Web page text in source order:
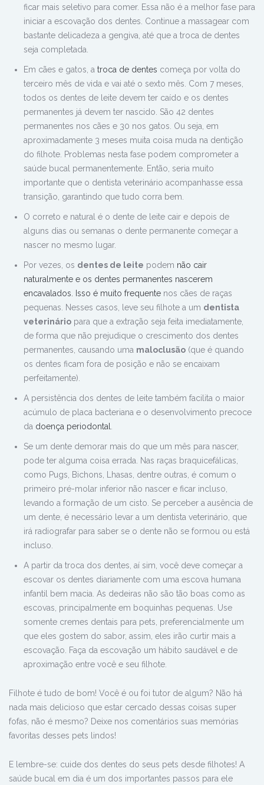
ficar mais seletivo para comer. Essa não é a melhor fase para
iniciar a escovação dos dentes. Continue a massagear com
bastante delicadeza a gengiva, até que a troca de dentes
seja completada.
Em cães e gatos, a troca de dentes começa por volta do
terceiro mês de vida e vai até o sexto mês. Com 7 meses,
todos os dentes de leite devem ter caído e os dentes
permanentes já devem ter nascido. São 42 dentes
permanentes nos cães e 30 nos gatos. Ou seja, em
aproximadamente 3 meses muita coisa muda na dentição
do filhote. Problemas nesta fase podem comprometer a
saúde bucal permanentemente. Então, seria muito
importante que o dentista veterinário acompanhasse essa
transição, garantindo que tudo corra bem.
O correto e natural é o dente de leite cair e depois de
alguns dias ou semanas o dente permanente começar a
nascer no mesmo lugar.
Por vezes, os dentes de leite podem não cair
naturalmente e os dentes permanentes nascerem
encavalados. Isso é muito frequente nos cães de raças
pequenas. Nesses casos, leve seu filhote a um dentista
veterinário para que a extração seja feita imediatamente,
de forma que não prejudique o crescimento dos dentes
permanentes, causando uma maloclusão (que é quando
os dentes ficam fora de posição e não se encaixam
perfeitamente).
A persistência dos dentes de leite também facilita o maior
acúmulo de placa bacteriana e o desenvolvimento precoce
da doença periodontal
Se um dente demorar mais do que um mês para nascer,
pode ter alguma coisa errada. Nas raças braquicefálicas,
como Pugs, Bichons, Lhasas, dentre outras, é comum o
primeiro pré-molar inferior não nascer e ficar incluso,
levando a formação de um cisto. Se perceber a ausência de
um dente, é necessário levar a um dentista veterinário, que
irá radiografar para saber se o dente não se formou ou está
incluso.
A partir da troca dos dentes, aí sim, você deve começar a
escovar os dentes diariamente com uma escova humana
infantil bem macia. As dedeiras não são tão boas como as
escovas, principalmente em boquinhas pequenas. Use
somente cremes dentais para pets, preferencialmente um
que eles gostem do sabor, assim, eles irão curtir mais a
escovação. Faça da escovação um hábito saudável e de
aproximação entre você e seu filhote.
Filhote é tudo de bom! Você é ou foi tutor de algum? Não há
nada mais delicioso que estar cercado dessas coisas super
fofas, não é mesmo? Deixe nos comentários suas memórias
favoritas desses pets lindos!
E lembre-se: cuide dos dentes do seus pets desde filhotes! A
saúde bucal em dia é um dos importantes passos para ele